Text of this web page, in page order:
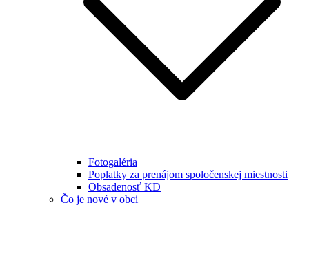
Fotogaléria
Poplatky za prenájom spoločenskej miestnosti
Obsadenosť KD
Čo je nové v obci